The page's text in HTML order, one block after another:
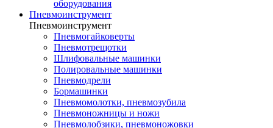
оборудования
Пневмоинструмент
Пневмоинструмент
Пневмогайковерты
Пневмотрещотки
Шлифовальные машинки
Полировальные машинки
Пневмодрели
Бормашинки
Пневмомолотки, пневмозубила
Пневмоножницы и ножи
Пневмолобзики, пневмоножовки